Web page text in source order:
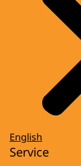
English
Service